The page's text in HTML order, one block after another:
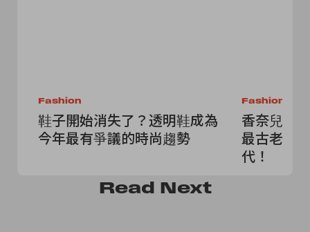
Fashion
鞋子開始消失了？透明鞋成為
今年最有爭議的時尚趨勢
Fashion
香奈兒收
最古老襯
代！
Read Next